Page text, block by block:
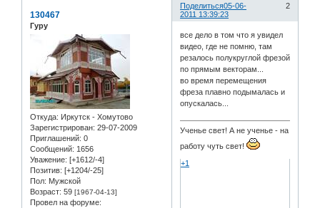
Поделиться 2
05-06-
2011 13:39:23
130467
Гуру
Откуда: Иркутск - Хомутово
Зарегистрирован: 29-07-2009
Приглашений: 0
Сообщений: 1656
Уважение: [+1612/-4]
Позитив: [+1204/-25]
Пол: Мужской
Возраст: 59 [1967-04-13]
Провел на форуме:
все дело в том что я увидел
видео, где не помню, там
резалось полукруглой фрезой
по прямым векторам...
во время перемещения
фреза плавно подымалась и
опускалась...
Ученье свет! А не ученье - на
работу чуть свет!
+1